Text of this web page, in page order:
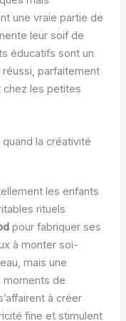
une vraie partie de
leur soif de
éducatifs sont un
parfaitement
chez les petites
la créativité
les enfants
rituels
pour fabriquer ses
à monter soi-
mais une
moments de
à créer
fine et stimulent